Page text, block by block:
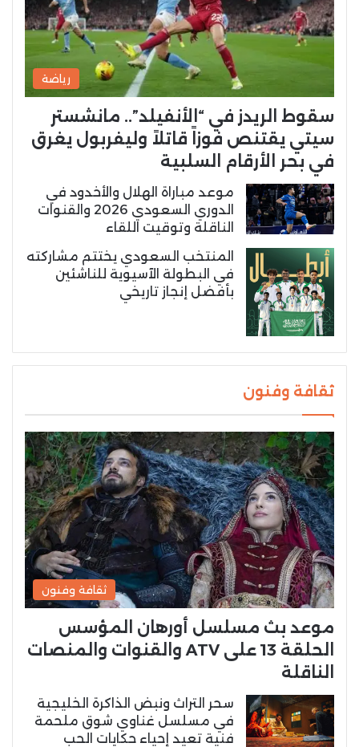
رياضة
سقوط الريدز في “الأنفيلد”.. مانشستر
سيتي يقتنص فوزاً قاتلاً وليفربول يغرق
في بحر الأرقام السلبية
موعد مباراة الهلال والأخدود في
الدوري السعودي 2026 والقنوات
الناقلة وتوقيت اللقاء
المنتخب السعودي يختتم مشاركته
في البطولة الآسيوية للناشئين
بأفضل إنجاز تاريخي
ثقافة وفنون
ثقافة وفنون
موعد بث مسلسل أورهان المؤسس
الحلقة 13 على ATV والقنوات والمنصات
الناقلة
سحر التراث ونبض الذاكرة الخليجية
في مسلسل غناوي شوق ملحمة
فنية تعيد إحياء حكايات الحب